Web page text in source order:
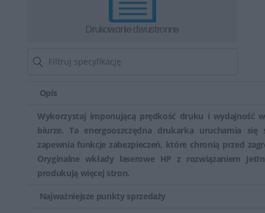
Drukowanie dwustronne
Opis
Wykorzystaj imponującą prędkość druku i wydajność
biurze. Ta energooszczędna drukarka uruchamia się
zapewnia funkcje zabezpieczeń, które chronią przed
Oryginalne wkłady laserowe HP z rozwiązaniem
produkują więcej stron.
Najważniejsze punkty sprzedaży